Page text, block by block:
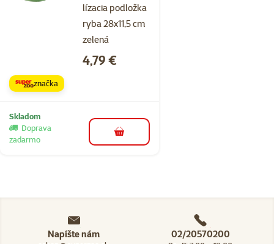
lízacia podložka
ryba 28x11,5 cm
zelená
Cena
4,79 €
značka
Skladom
Doprava
zadarmo
do košíka
Napíšte nám 02/20570200